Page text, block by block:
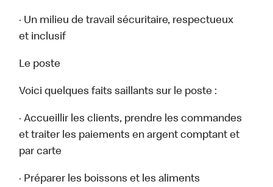
· Un milieu de travail sécuritaire, respectueux
et inclusif
Le poste
Voici quelques faits saillants sur le poste :
· Accueillir les clients, prendre les commandes
et traiter les paiements en argent comptant et
par carte
· Préparer les boissons et les aliments